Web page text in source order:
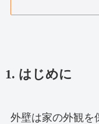
1. はじめに
外壁は家の外観を